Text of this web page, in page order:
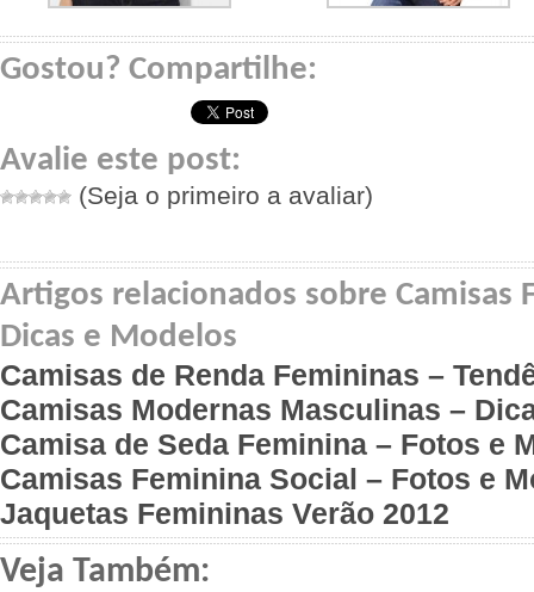
Gostou? Compartilhe:
Avalie este post:
(Seja o primeiro a avaliar)
Artigos relacionados sobre Camisas
Dicas e Modelos
Camisas de Renda Femininas –
Camisas Modernas Masculinas –
Camisa de Seda Feminina – Fotos e
Camisas Feminina Social – Fotos e
Jaquetas Femininas Verão 2012
Veja Também: